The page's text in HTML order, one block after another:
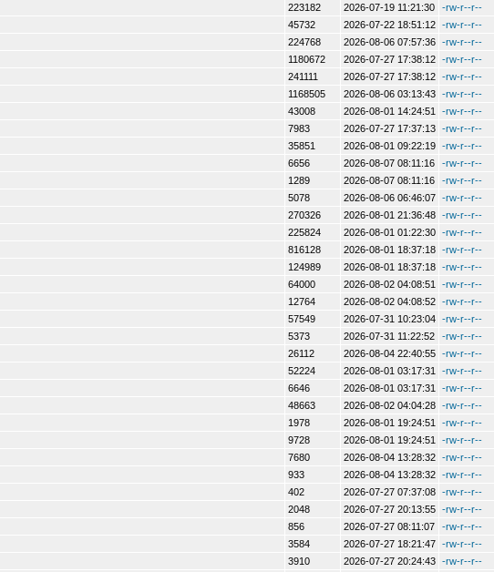
223182 2026-07-19 11:21:30 -rw-r--r--
45732 2026-07-22 18:51:12 -rw-r--r--
224768 2026-08-06 07:57:36 -rw-r--r--
1180672 2026-07-27 17:38:12 -rw-r--r--
241111 2026-07-27 17:38:12 -rw-r--r--
1168505 2026-08-06 03:13:43 -rw-r--r--
43008 2026-08-01 14:24:51 -rw-r--r--
7983 2026-07-27 17:37:13 -rw-r--r--
35851 2026-08-01 09:22:19 -rw-r--r--
6656 2026-08-07 08:11:16 -rw-r--r--
1289 2026-08-07 08:11:16 -rw-r--r--
5078 2026-08-06 06:46:07 -rw-r--r--
270326 2026-08-01 21:36:48 -rw-r--r--
225824 2026-08-01 01:22:30 -rw-r--r--
816128 2026-08-01 18:37:18 -rw-r--r--
124989 2026-08-01 18:37:18 -rw-r--r--
64000 2026-08-02 04:08:51 -rw-r--r--
12764 2026-08-02 04:08:52 -rw-r--r--
57549 2026-07-31 10:23:04 -rw-r--r--
5373 2026-07-31 11:22:52 -rw-r--r--
26112 2026-08-04 22:40:55 -rw-r--r--
52224 2026-08-01 03:17:31 -rw-r--r--
6646 2026-08-01 03:17:31 -rw-r--r--
48663 2026-08-02 04:04:28 -rw-r--r--
1978 2026-08-01 19:24:51 -rw-r--r--
9728 2026-08-01 19:24:51 -rw-r--r--
7680 2026-08-04 13:28:32 -rw-r--r--
933 2026-08-04 13:28:32 -rw-r--r--
402 2026-07-27 07:37:08 -rw-r--r--
2048 2026-07-27 20:13:55 -rw-r--r--
856 2026-07-27 08:11:07 -rw-r--r--
3584 2026-07-27 18:21:47 -rw-r--r--
3910 2026-07-27 20:24:43 -rw-r--r--